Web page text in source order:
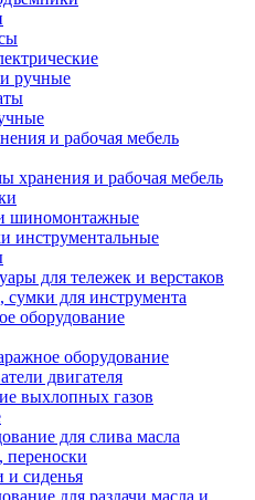
ручные
и рабочая мебель
хранения и рабочая мебель
шиномонтажные
инструментальные
для тележек и верстаков
для инструмента
оборудование
оборудование
двигателя
выхлопных газов
для слива масла
и сиденья
для раздачи масла и